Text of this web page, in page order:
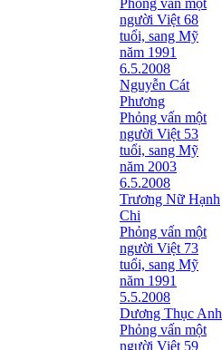
Phỏng vấn một
người Việt 68
tuổi, sang Mỹ
năm 1991
6.5.2008
Nguyễn Cát
Phương
Phỏng vấn một
người Việt 53
tuổi, sang Mỹ
năm 2003
6.5.2008
Trương Nữ Hạnh
Chi
Phỏng vấn một
người Việt 73
tuổi, sang Mỹ
năm 1991
5.5.2008
Dương Thục Anh
Phỏng vấn một
người Việt 59